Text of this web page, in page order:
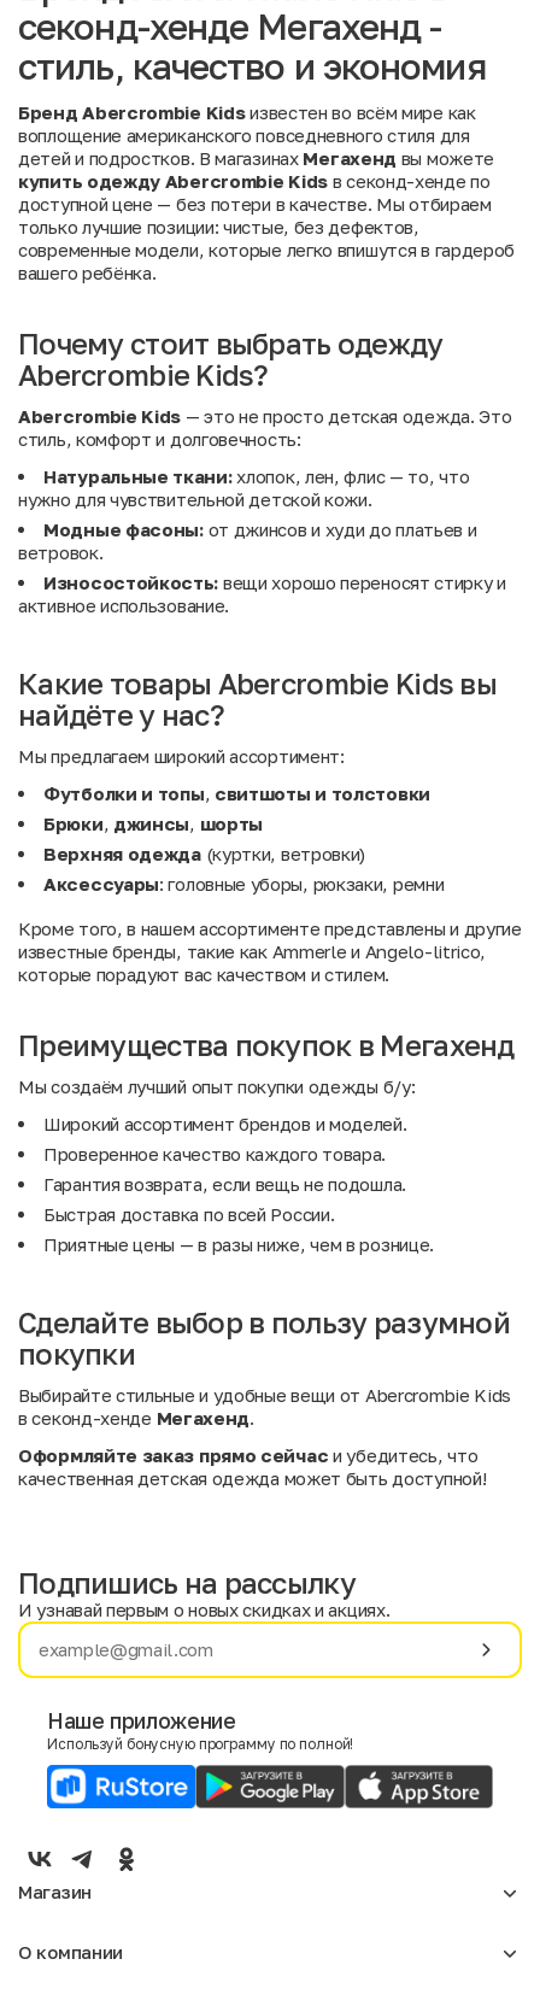
секонд-хенде Мегахенд -
стиль, качество и экономия
Бренд Abercrombie Kidsизвестен во всём мире как
воплощение американского повседневного стиля для
детей и подростков. В магазинах Мегахенд вы можете
купить одежду Abercrombie Kids в секонд-хенде по
доступной цене — без потери в качестве. Мы отбираем
только лучшие позиции: чистые, без дефектов,
современные модели, которые легко впишутся в гардероб
вашего ребёнка.
Почему стоит выбрать одежду
Abercrombie Kids?
Abercrombie Kids — это не просто детская одежда. Это
стиль, комфорт и долговечность:
Натуральные ткани:хлопок, лен, флис — то, что
нужно для чувствительной детской кожи.
Модные фасоны:от джинсов и худи до платьев и
ветровок.
Износостойкость: вещи хорошо переносят стирку и
активное использование.
Какие товары Abercrombie Kids вы
найдёте у нас?
Мы предлагаем широкий ассортимент:
Футболки и топы свитшоты и толстовки
Брюки
джинсы
шорты
Верхняя одежда(куртки, ветровки)
Аксессуары: головные уборы, рюкзаки, ремни
Кроме того, в нашем ассортименте представлены и другие
известные бренды, такие как Ammerle и Angelo-litrico
которые порадуют вас качеством и стилем.
Преимущества покупок в Мегахенд
Мы создаём лучший опыт покупки одежды б/у:
Широкий ассортимент брендов и моделей.
Проверенное качество каждого товара.
Гарантия возврата, если вещь не подошла.
Быстрая доставка по всей России.
Приятные цены — в разы ниже, чем в рознице.
Сделайте выбор в пользу разумной
покупки
Выбирайте стильные и удобные вещи от Abercrombie Kids
в секонд-хенде Мегахенд
Оформляйте заказ прямо сейчас и убедитесь, что
качественная детская одежда может быть доступной!
Имя
E-mail
Мужской
Подпишись на рассылку
И узнавай первым о новых скидках и акциях.
Наше приложение
Используй бонусную программу по полной!
Магазин
Мужское
О компании